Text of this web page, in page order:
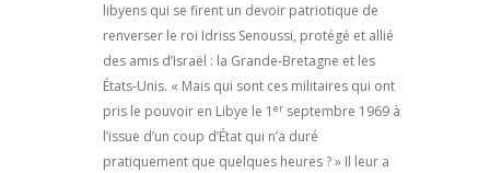
libyens qui se firent un devoir patriotique de
renverser le roi Idriss Senoussi, protégé et allié
des amis d’Israël : la Grande-Bretagne et les
États-Unis. « Mais qui sont ces militaires qui ont
pris le pouvoir en Libye le 1 er septembre 1969 à
l’issue d’un coup d’État qui n’a duré
pratiquement que quelques heures ? » Il leur a